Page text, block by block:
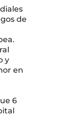
de
y
en
6